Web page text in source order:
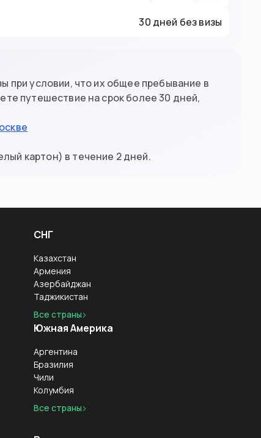
30 дней без визы
при условии, что их общее пребывание в
путешествие на срок более 30 дней,
картон) в течение 2 дней.
СНГ
Казахстан
Армения
Азербайджан
Таджикистан
Все страны
Южная Америка
Аргентина
Бразилия
Чили
Колумбия
Все страны